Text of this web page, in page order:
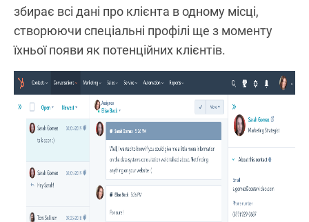
збирає всі дані про клієнта в одному місці,
створюючи спеціальні профілі ще з моменту
їхньої появи як потенційних клієнтів.